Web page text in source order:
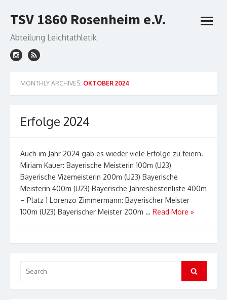
to
TSV 1860 Rosenheim e.V.
Abteilung Leichtathletik
open
MONTHLY ARCHIVES: OKTOBER 2024
Erfolge 2024
Auch im Jahr 2024 gab es wieder viele Erfolge zu feiern.
Miriam Kauer: Bayerische Meisterin 100m (U23)
Bayerische Vizemeisterin 200m (U23) Bayerische
Meisterin 400m (U23) Bayerische Jahresbestenliste 400m
– Platz 1 Lorenzo Zimmermann: Bayerischer Meister
100m (U23) Bayerischer Meister 200m … Read More »
for:
Search